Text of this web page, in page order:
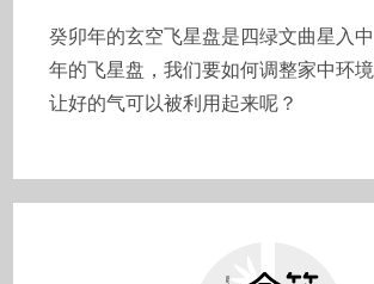
癸卯年的玄空飞星盘是四绿文曲星入
年的飞星盘，我们要如何调整家中环境
让好的气可以被利用起来呢？